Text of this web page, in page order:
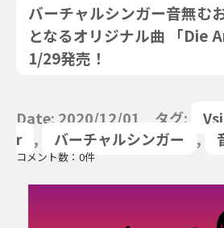
バーチャルシンガー音無
となるオリジナル曲 「Die
1/29発売！
Date: 2020/12/01 タグ:
r
, バーチャルシンガー ,
コメント数：0件